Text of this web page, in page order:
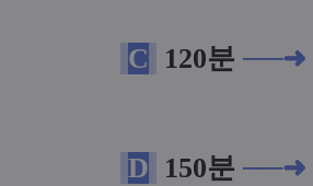
C 120분 ──➜
D 150분 ──➜